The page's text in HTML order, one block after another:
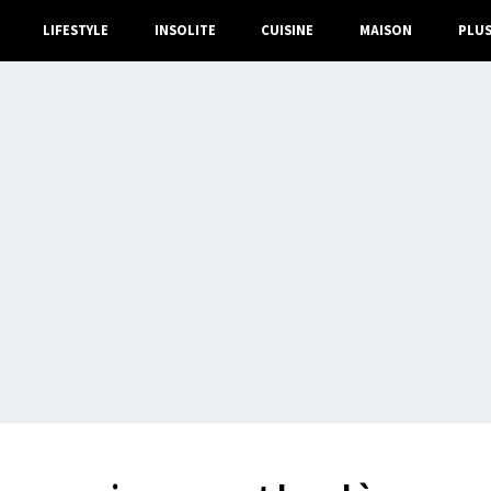
LIFESTYLE INSOLITE CUISINE MAISON PLUS